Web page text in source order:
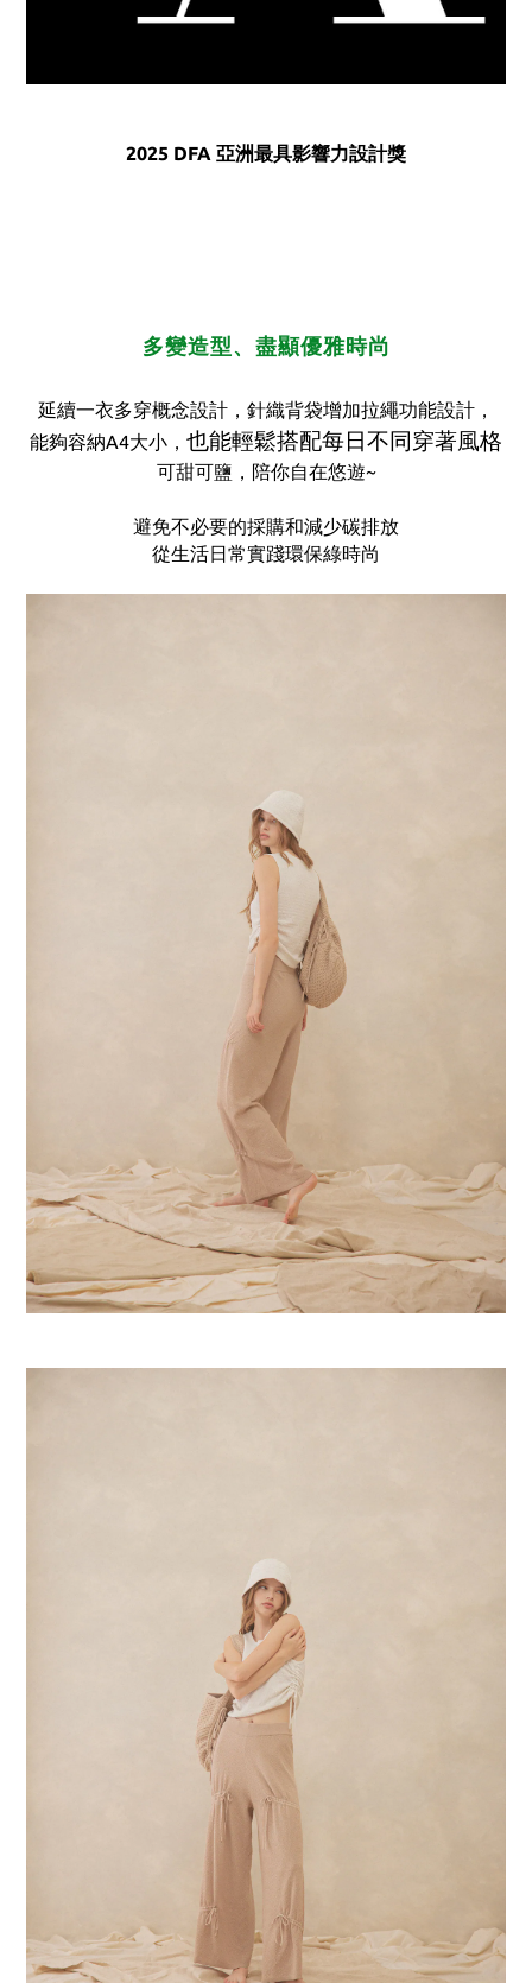
2025 DFA 亞洲最具影響力設計獎
多變造型、盡顯優雅時尚
延續一衣多穿概念設計，針織背袋增加拉繩功能設計，
能夠容納A4大小， 也能輕鬆搭配每日不同穿著風格
可甜可鹽，陪你自在悠遊~
避免不必要的採購和減少碳排放
從生活日常實踐環保綠時尚